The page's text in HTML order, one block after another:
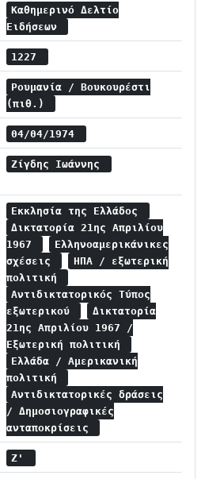
Καθημερινό Δελτίο
Ειδήσεων
1227
Ρουμανία / Βουκουρέστι
(πιθ.)
04/04/1974
Ζίγδης Ιωάννης
Εκκλησία της Ελλάδος
Δικτατορία 21ης Απριλίου
1967
Ελληνοαμερικάνικες
σχέσεις
ΗΠΑ / εξωτερική
πολιτική
Αντιδικτατορικός Τύπος
εξωτερικού
Δικτατορία
21ης Απριλίου 1967 /
Εξωτερική πολιτική
Ελλάδα / Αμερικανική
πολιτική
Αντιδικτατορικές δράσεις
/ Δημοσιογραφικές
ανταποκρίσεις
Ζ'